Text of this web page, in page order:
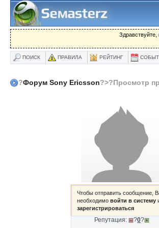
Здравствуйте,
ПОИСК ПРАВИЛА РЕЙТИНГ
?Форум Sony Ericsson?>?Просмотр
Чтобы отправить сообщение,
необходимо войти в систему
зарегистрироваться
Репутация: ?0?